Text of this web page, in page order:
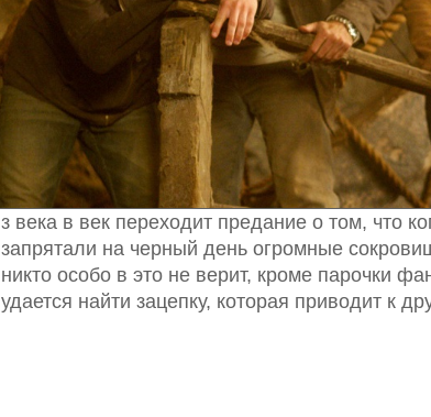
з века в век переходит предание о том, что
запрятали на черный день огромные
никто особо в это не верит, кроме парочки
удается найти зацепку, которая приводит к